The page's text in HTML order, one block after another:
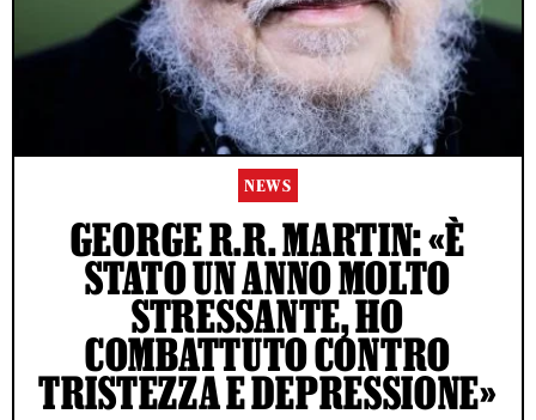
NEWS
GEORGE R.R. MARTIN: «È
STATO UN ANNO MOLTO
STRESSANTE, HO
COMBATTUTO CONTRO
TRISTEZZA E DEPRESSIONE»